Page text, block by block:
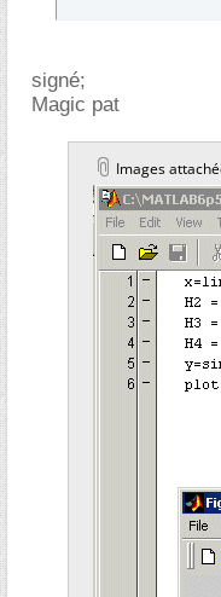
signé;
Magic pat
Images